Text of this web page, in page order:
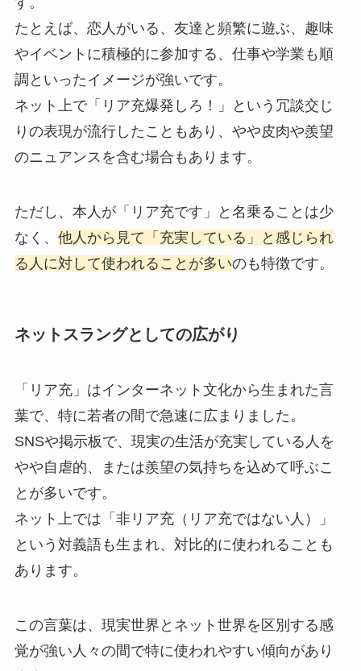
たとえば、恋人がいる、友達と頻繁に遊ぶ、趣味
やイベントに積極的に参加する、仕事や学業も順
調といったイメージが強いです。
ネット上で「リア充爆発しろ！」という冗談交じ
りの表現が流行したこともあり、やや皮肉や羨望
のニュアンスを含む場合もあります。
ただし、本人が「リア充です」と名乗ることは少
なく、 他人から見て「充実している」と感じられ
る人に対して使われることが多いのも特徴です。
ネットスラングとしての広がり
「リア充」はインターネット文化から生まれた言
葉で、特に若者の間で急速に広まりました。
SNSや掲示板で、現実の生活が充実している人を
やや自虐的、または羨望の気持ちを込めて呼ぶこ
とが多いです。
ネット上では「非リア充（リア充ではない人）」
という対義語も生まれ、対比的に使われることも
あります。
この言葉は、現実世界とネット世界を区別する感
覚が強い人々の間で特に使われやすい傾向があり